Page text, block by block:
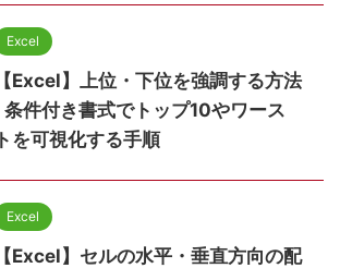
Excel
【Excel】上位・下位を強調する方法
| 条件付き書式でトップ10やワース
トを可視化する手順
Excel
【Excel】セルの水平・垂直方向の配